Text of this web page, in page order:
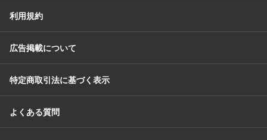
利用規約
広告掲載について
特定商取引法に基づく表示
よくある質問